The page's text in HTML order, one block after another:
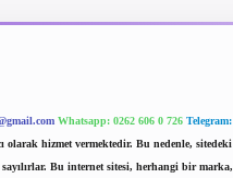
Whatsapp: 0262 606 0 726
hizmet vermektedir. Bu nedenle,
Bu internet sitesi, herhangi bir